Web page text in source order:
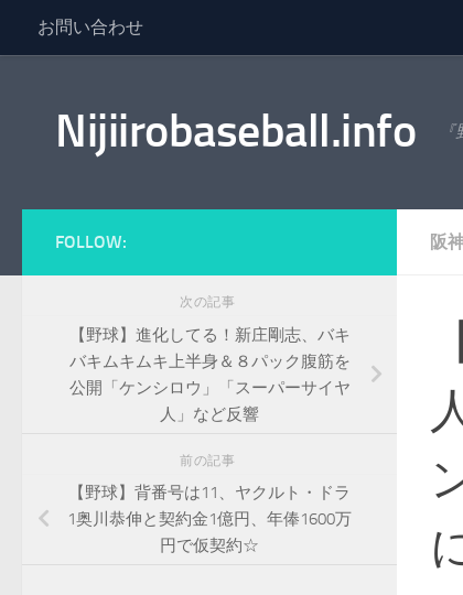
コンテンツへスキップ
お問い合わせ
Nijiirobaseball.info
阪
FOLLOW:
次の記事
【野球】進化してる！新庄剛志、バキ
バキムキムキ上半身＆８パック腹筋を
公開「ケンシロウ」「スーパーサイヤ
人」など反響
前の記事
【野球】背番号は11、ヤクルト・ドラ
1奥川恭伸と契約金1億円、年俸1600万
円で仮契約☆